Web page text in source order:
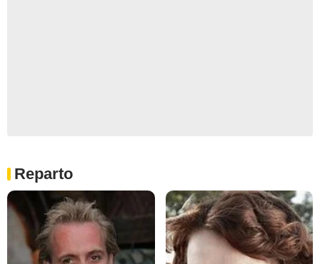
Reparto